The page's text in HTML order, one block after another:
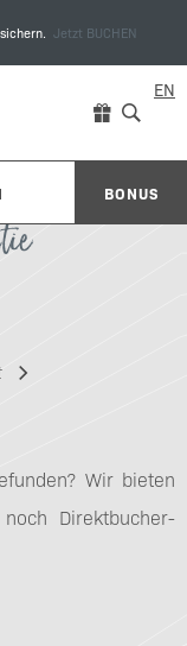
Jetzt BUCHEN
BONUS
EN
Wir bieten
Direktbucher-